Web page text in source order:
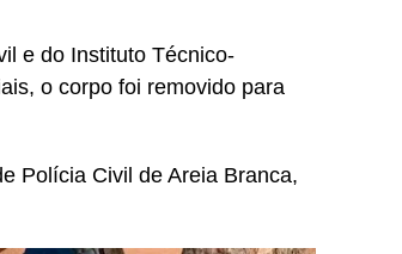
e do Instituto Técnico-
o corpo foi removido para
Polícia Civil de Areia Branca,